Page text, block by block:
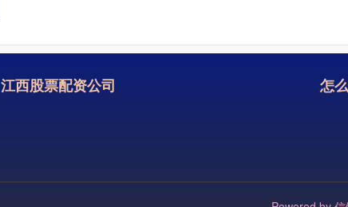
江西股票配资公司 怎